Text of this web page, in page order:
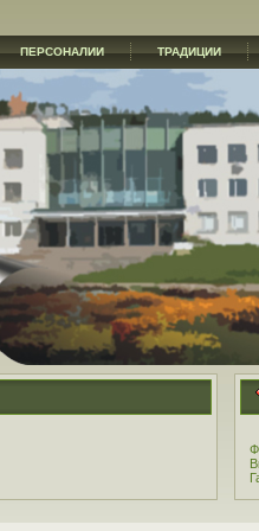
ПЕРСОНАЛИИ ТРАДИЦИИ